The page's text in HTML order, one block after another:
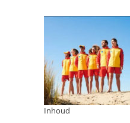
Inhoud